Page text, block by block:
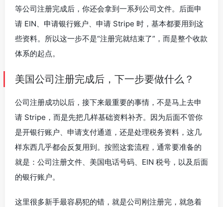
等公司注册完成后，你还会拿到一系列公司文件。后面申
请 EIN、申请银行账户、申请 Stripe 时，基本都要用到这
些资料。所以这一步不是“注册完就结束了”，而是整个收款
体系的起点。
美国公司注册完成后，下一步要做什么？
公司注册成功以后，接下来最重要的事情，不是马上去申
请 Stripe，而是先把几样基础资料补齐。因为后面不管你
是开银行账户、申请支付通道，还是处理税务资料，这几
样东西几乎都会反复用到。按照这套流程，通常要准备的
就是：公司注册文件、美国电话号码、EIN 税号，以及后面
的银行账户。
这里很多新手最容易犯的错，就是公司刚注册完，就急着